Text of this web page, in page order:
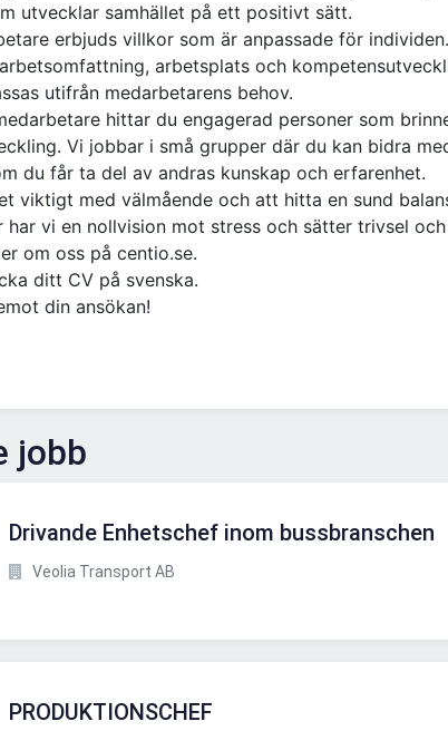
utvecklar samhället på ett positivt sätt.
erbjuds villkor som är anpassade för
arbetsplats och
utifrån medarbetarens behov.
hittar du engagerad personer som
Vi jobbar i små grupper där du kan bidra
du får ta del av andras kunskap och erfarenhet.
viktigt med välmående och att hitta en sund
vi en nollvision mot stress och sätter trivsel
om oss på centio.se.
ditt CV på svenska.
din ansökan!
jobb
Drivande Enhetschef inom bussbranschen
Veolia Transport AB
PRODUKTIONSCHEF